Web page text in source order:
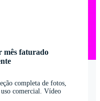
mês faturado
completa de fotos,
comercial. Vídeo